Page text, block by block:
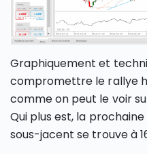
Graphiquement et
compromettre le rallye
comme on peut le voir
Qui plus est, la
sous-jacent se trouve à